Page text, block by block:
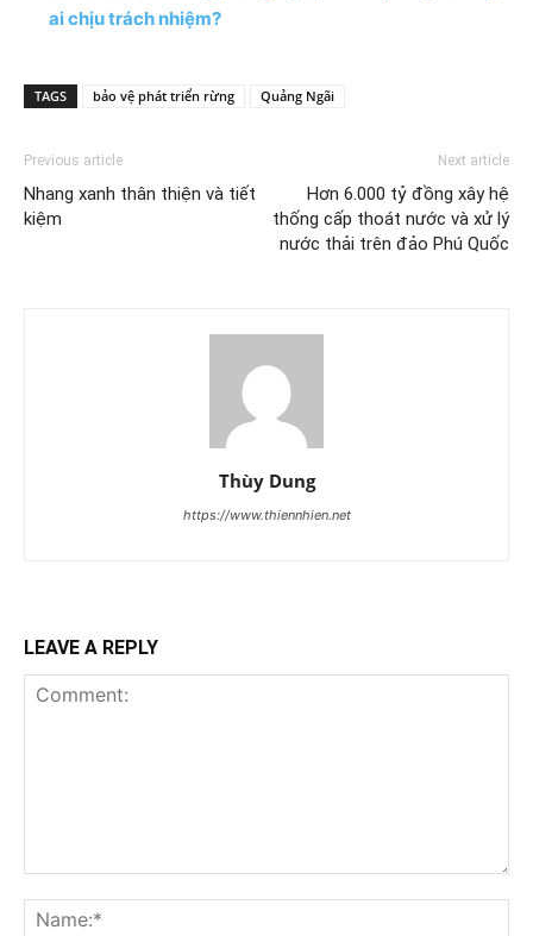
ai chịu trách nhiệm?
TAGS bảo vệ phát triển rừng Quảng Ngãi
Previous article
Nhang xanh thân thiện và tiết
kiệm
Next article
Hơn 6.000 tỷ đồng xây hệ
thống cấp thoát nước và xử lý
nước thải trên đảo Phú Quốc
Thùy Dung
https://www.thiennhien.net
LEAVE A REPLY